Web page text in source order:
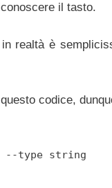
il tasto.
realtà è
codice,
--type string